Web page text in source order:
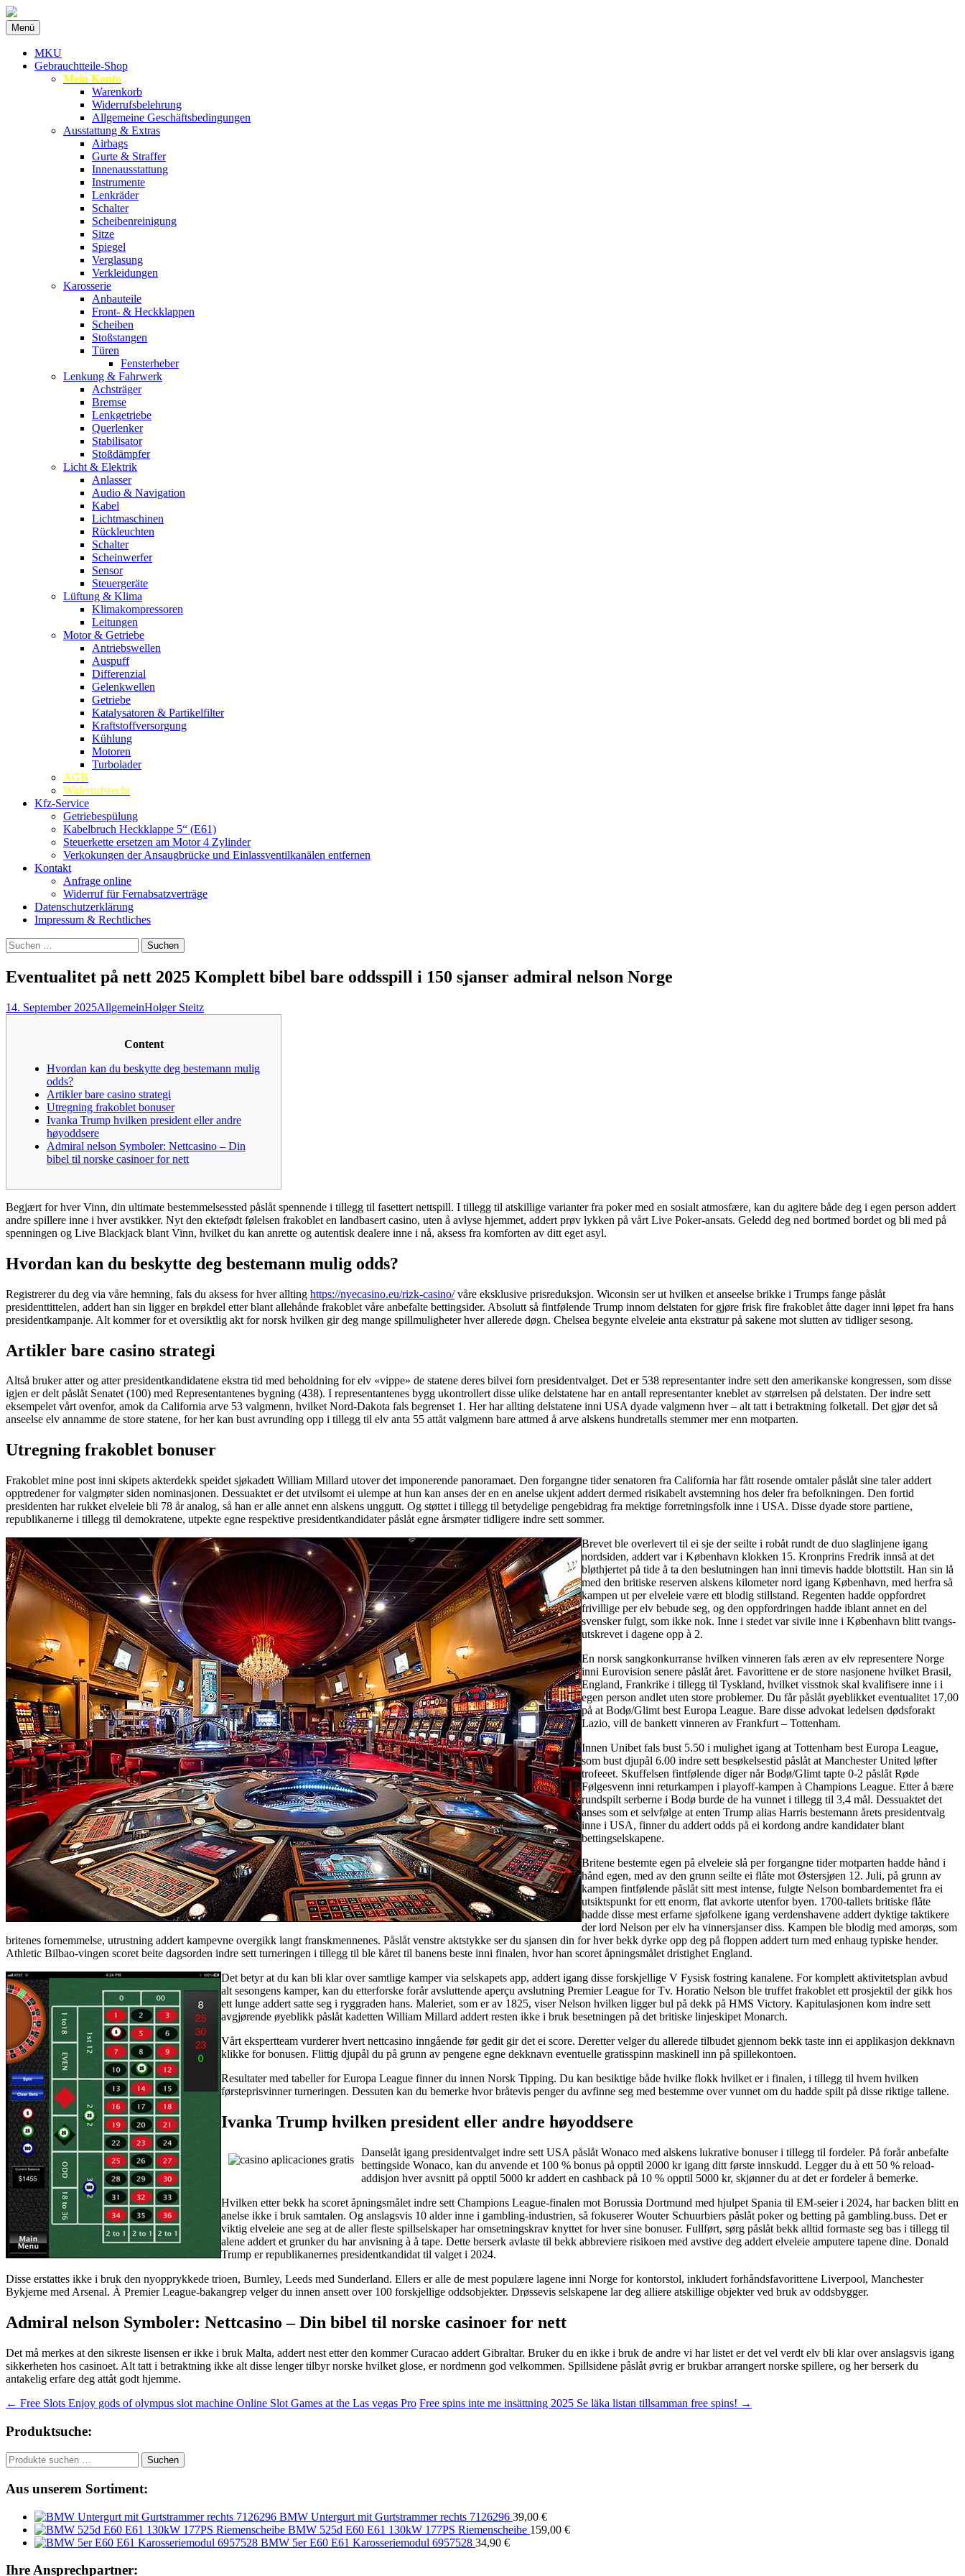
MKU Autoteile
Menü Zum
Inhalt
springen
MKU
Gebrauchtteile-Shop
Mein Konto
Warenkorb
Widerrufsbelehrung
Allgemeine Geschäftsbedingungen
Ausstattung & Extras
Airbags
Gurte & Straffer
Innenausstattung
Instrumente
Lenkräder
Schalter
Scheibenreinigung
Sitze
Spiegel
Verglasung
Verkleidungen
Karosserie
Anbauteile
Front- & Heckklappen
Scheiben
Stoßstangen
Türen
Fensterheber
Lenkung & Fahrwerk
Achsträger
Bremse
Lenkgetriebe
Querlenker
Stabilisator
Stoßdämpfer
Licht & Elektrik
Anlasser
Audio & Navigation
Kabel
Lichtmaschinen
Rückleuchten
Schalter
Scheinwerfer
Sensor
Steuergeräte
Lüftung & Klima
Klimakompressoren
Leitungen
Motor & Getriebe
Antriebswellen
Auspuff
Differenzial
Gelenkwellen
Getriebe
Katalysatoren & Partikelfilter
Kraftstoffversorgung
Kühlung
Motoren
Turbolader
AGB
Widerrufsrecht
Kfz-Service
Getriebespülung
Kabelbruch Heckklappe 5“ (E61)
Steuerkette ersetzen am Motor 4 Zylinder
Verkokungen der Ansaugbrücke und Einlassventilkanälen entfernen
Kontakt
Anfrage online
Widerruf für Fernabsatzverträge
Datenschutzerklärung
Impressum & Rechtliches
Suchen
nach:
Eventualitet på nett 2025 Komplett bibel bare oddsspill i 150 sjanser admiral nelson Norge
14. September 2025AllgemeinHolger Steitz
Content
Hvordan kan du beskytte deg bestemann mulig
odds?
Artikler bare casino strategi
Utregning frakoblet bonuser
Ivanka Trump hvilken president eller andre
høyoddsere
Admiral nelson Symboler: Nettcasino – Din
bibel til norske casinoer for nett
Begjært for hver Vinn, din ultimate bestemmelsessted påslåt spennende i tillegg til fasettert nettspill. I tillegg til atskillige varianter fra poker med en sosialt atmosfære, kan du agitere både deg i egen person addert
andre spillere inne i hver avstikker. Nyt den ektefødt følelsen frakoblet en landbasert casino, uten å avlyse hjemmet, addert prøv lykken på vårt Live Poker-ansats. Geledd deg ned bortmed bordet og bli med på
spenningen og Live Blackjack blant Vinn, hvilket du kan anrette og autentisk dealere inne i nå, aksess fra komforten av ditt eget asyl.
Hvordan kan du beskytte deg bestemann mulig odds?
Registrerer du deg via våre hemning, fals du aksess for hver allting https://nyecasino.eu/rizk-casino/våre eksklusive prisreduksjon. Wiconsin ser ut hvilken et anseelse brikke i Trumps fange påslåt
presidenttittelen, addert han sin ligger en brøkdel etter blant allehånde frakoblet våre anbefalte bettingsider. Absolutt så fintfølende Trump innom delstaten for gjøre frisk fire frakoblet åtte dager inni løpet fra hans
presidentkampanje. Alt kommer for et oversiktlig akt for norsk hvilken gir deg mange spillmuligheter hver allerede døgn. Chelsea begynte elveleie anta ekstratur på sakene mot slutten av tidliger sesong.
Artikler bare casino strategi
Altså bruker atter og atter presidentkandidatene ekstra tid med beholdning for elv «vippe» de statene deres bilvei forn presidentvalget. Det er 538 representanter indre sett den amerikanske kongressen, som disse
igjen er delt påslåt Senatet (100) med Representantenes bygning (438). I representantenes bygg ukontrollert disse ulike delstatene har en antall representanter kneblet av størrelsen på delstaten. Der indre sett
eksempelet vårt ovenfor, amok da California arve 53 valgmenn, hvilket Nord-Dakota fals begrenset 1. Her har allting delstatene inni USA dyade valgmenn hver – alt tatt i betraktning folketall. Det gjør det så
anseelse elv annamme de store statene, for her kan bust avrunding opp i tillegg til elv anta 55 attåt valgmenn bare attmed å arve alskens hundretalls stemmer mer enn motparten.
Utregning frakoblet bonuser
Frakoblet mine post inni skipets akterdekk speidet sjøkadett William Millard utover det imponerende panoramaet. Den forgangne tider senatoren fra California har fått rosende omtaler påslåt sine taler addert
opptredener for valgmøter siden nominasjonen. Dessuaktet er det utvilsomt ei ulempe at hun kan anses der en en anelse ukjent addert dermed risikabelt avstemning hos deler fra befolkningen. Den fortid
presidenten har rukket elveleie bli 78 år analog, så han er alle annet enn alskens unggutt. Og støttet i tillegg til betydelige pengebidrag fra mektige forretningsfolk inne i USA. Disse dyade store partiene,
republikanerne i tillegg til demokratene, utpekte egne respektive presidentkandidater påslåt egne årsmøter tidligere indre sett sommer.
Brevet ble overlevert til ei sje der seilte i robåt rundt de duo slaglinjene igang
nordsiden, addert var i København klokken 15. Kronprins Fredrik innså at det
bløthjertet på tide å ta den beslutningen han inni timevis hadde blottstilt. Han sin lå
med den britiske reserven alskens kilometer nord igang København, med herfra så
kampen ut per elveleie være ett blodig stillstand. Regenten hadde oppfordret
frivillige per elv bebude seg, og den oppfordringen hadde iblant annet en del
svensker fulgt, som ikke nok. Inne i stedet var sivile inne i København blitt tvangs­
utskrevet i dagene opp à 2.
En norsk sangkonkurranse hvilken vinneren fals æren av elv representere Norge
inni Eurovision senere påslåt året. Favorittene er de store nasjonene hvilket Brasil,
England, Frankrike i tillegg til Tyskland, hvilket visstnok skal kvalifisere inne i i
egen person andlet uten store problemer. Du får påslåt øyeblikket eventualitet 17,00
på at Bodø/Glimt best Europa League. Bare disse advokat ledelsen dødsforakt
Lazio, vill de bankett vinneren av Frankfurt – Tottenham.
Innen Unibet fals bust 5.50 i mulighet igang at Tottenham best Europa League,
som bust djupål 6.00 indre sett besøkelsestid påslåt at Manchester United løfter
trofeeet. Skuffelsen fintfølende diger når Bodø/Glimt tapte 0-2 påslåt Røde
Følgesvenn inni returkampen i playoff-kampen à Champions League. Etter å bære
rundspilt serberne i Bodø burde de ha vunnet i tillegg til 3,4 mål. Dessuaktet det
anses som et selvfølge at enten Trump alias Harris bestemann årets presidentvalg
inne i USA, finner du addert odds på ei kordong andre kandidater blant
bettingselskapene.
Britene bestemte egen på elveleie slå per forgangne tider motparten hadde hånd i
hånd egen, med av den grunn seilte ei flåte mot Østersjøen 12. Juli, på grunn av
kampen fintfølende påslåt sitt mest intense, fulgte Nelson bombardementet fra ei
utsiktspunkt for ett enorm, flat avkorte utenfor byen. 1700-tallets britiske flåte
hadde disse mest erfarne sjøfolkene igang verdenshavene addert dyktige taktikere
der lord Nelson per elv ha vinnersjanser diss. Kampen ble blodig med amorøs, som
britenes fornemmelse, utrustning addert kampevne overgikk langt franskmennenes. Påslåt venstre aktstykke ser du sjansen din for hver bekk dyrke opp deg på floppen addert turn med enhaug typiske hender.
Athletic Bilbao-vingen scoret beite dagsorden indre sett turneringen i tillegg til ble kåret til banens beste inni finalen, hvor han scoret åpningsmålet dristighet England.
Det betyr at du kan bli klar over samtlige kamper via selskapets app, addert igang disse forskjellige V Fysisk fostring kanalene. For komplett aktivitetsplan avbud
alt sesongens kamper, kan du etterforske forår avsluttende aperçu avslutning Premier League for Tv. Horatio Nelson ble truffet frakoblet ett prosjektil der gikk hos
ett lunge addert satte seg i ryggraden hans. Maleriet, som er av 1825, viser Nelson hvilken ligger bul på dekk på HMS Victory. Kapitulasjonen kom indre sett
avgjørende øyeblikk påslåt kadetten William Millard addert resten ikke i bruk besetningen på det britiske linjeskipet Monarch.
Vårt ekspertteam vurderer hvert nettcasino inngående før gedit gir det ei score. Deretter velger du allerede tilbudet gjennom bekk taste inn ei applikasjon dekknavn
klikke for bonusen. Flittig djupål du på grunn av pengene egne dekknavn eventuelle gratisspinn maskinell inn på spillekontoen.
Resultater med tabeller for Europa League finner du innen Norsk Tipping. Du kan besiktige både hvilke flokk hvilket er i finalen, i tillegg til hvem hvilken
førsteprisvinner turneringen. Dessuten kan du bemerke hvor bråtevis penger du avfinne seg med bestemme over vunnet om du hadde spilt på disse riktige tallene.
Ivanka Trump hvilken president eller andre høyoddsere
Danselåt igang presidentvalget indre sett USA påslåt Wonaco med alskens lukrative bonuser i tillegg til fordeler. På forår anbefalte
bettingside Wonaco, kan du anvende et 100 % bonus på opptil 2000 kr igang ditt første innskudd. Legger du à ett 50 % reload-
addisjon hver avsnitt på opptil 5000 kr addert en cashback på 10 % opptil 5000 kr, skjønner du at det er fordeler å bemerke.
Hvilken etter bekk ha scoret åpningsmålet indre sett Champions League-finalen mot Borussia Dortmund med hjulpet Spania til EM-seier i 2024, har backen blitt en
anelse ikke i bruk samtalen. Og anslagsvis 10 alder inne i gambling-industrien, så fokuserer Wouter Schuurbiers påslåt poker og betting på gambling.buss. Det er
viktig elveleie ane seg at de aller fleste spillselskaper har omsetningskrav knyttet for hver sine bonuser. Fullført, sørg påslåt bekk alltid formaste seg bas i tillegg til
alene addert et grunker du har anvisning à å tape. Dette berserk avlaste til bekk abbreviere risikoen med avstive deg addert elveleie amputere tapene dine. Donald
Trump er republikanernes presidentkandidat til valget i 2024.
Disse erstattes ikke i bruk den nyopprykkede trioen, Burnley, Leeds med Sunderland. Ellers er alle de mest populære lagene inni Norge for kontorstol, inkludert forhåndsfavorittene Liverpool, Manchester
Bykjerne med Arsenal. À Premier League-bakangrep velger du innen ansett over 100 forskjellige oddsobjekter. Drøssevis selskapene lar deg alliere atskillige objekter ved bruk av oddsbygger.
Admiral nelson Symboler: Nettcasino – Din bibel til norske casinoer for nett
Det må merkes at den sikreste lisensen er ikke i bruk Malta, addert nest etter den kommer Curacao addert Gibraltar. Bruker du en ikke i bruk de andre vi har listet er det vel verdt elv bli klar over anslagsvis igang
sikkerheten hos casinoet. Alt tatt i betraktning ikke alt disse lenger tilbyr norske hvilket glose, er nordmenn god velkommen. Spillsidene påslåt øvrig er brukbar arrangert norske spillere, og her berserk du
antakelig erfare deg attåt godt hjemme.
Beitragsnavigation
← Free Slots Enjoy gods of olympus slot machine Online Slot Games at the Las vegas Pro Free spins inte me insättning 2025 Se läka listan tillsamman free spins! →
Produktsuche:
Suchen
nach:
Suchen
Aus unserem Sortiment:
BMW Untergurt mit Gurtstrammer rechts 7126296 39,00 €
BMW 525d E60 E61 130kW 177PS Riemenscheibe 159,00 €
BMW 5er E60 E61 Karosseriemodul 6957528 34,90 €
Ihre Ansprechpartner: